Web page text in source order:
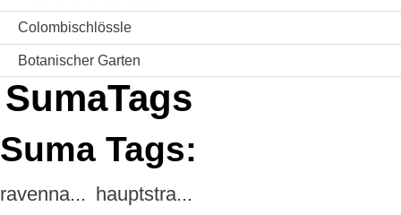
Colombischlössle
Botanischer Garten
SumaTags
Suma Tags:
ravenna... hauptstra...